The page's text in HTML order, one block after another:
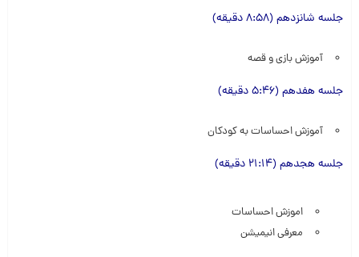
جلسه شانزدهم (8:58 دقیقه)
آموزش بازی و قصه
جلسه هفدهم (5:46 دقیقه)
آموزش احساسات به کودکان
جلسه هجدهم (21:14 دقیقه)
اموزش احساسات
معرفی انیمیشن